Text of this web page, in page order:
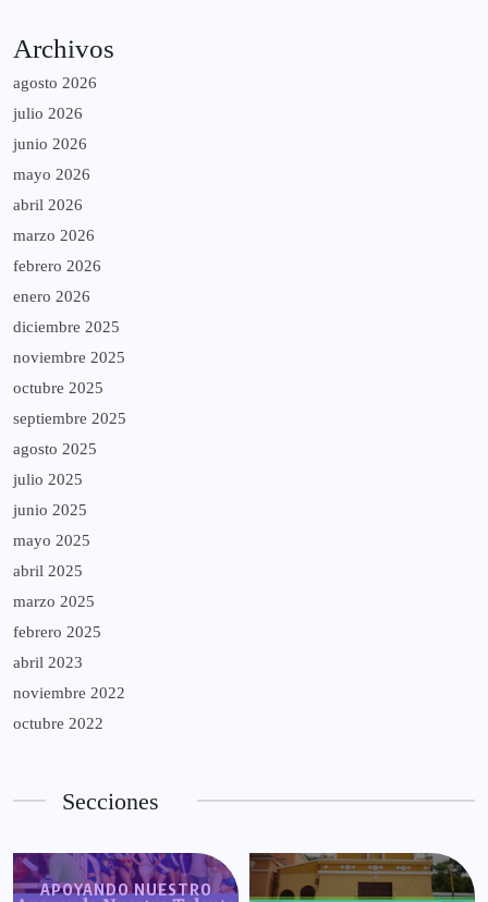
Archivos
agosto 2026
julio 2026
junio 2026
mayo 2026
abril 2026
marzo 2026
febrero 2026
enero 2026
diciembre 2025
noviembre 2025
octubre 2025
septiembre 2025
agosto 2025
julio 2025
junio 2025
mayo 2025
abril 2025
marzo 2025
febrero 2025
abril 2023
noviembre 2022
octubre 2022
Secciones
APOYANDO NUESTRO